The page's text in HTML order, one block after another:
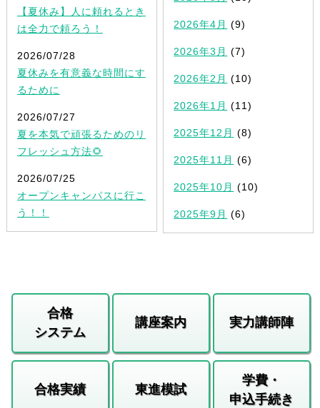
【夏休み】人に頼れるとき
は全力で頼ろう！
2026/07/28
夏休みを有意義な時間にす
るために
2026/07/27
夏を本気で頑張るためのリ
フレッシュ方法🌻
2026/07/25
オープンキャンパスに行こ
う！！
2026年4月 (9)
2026年3月 (7)
2026年2月 (10)
2026年1月 (11)
2025年12月 (8)
2025年11月 (6)
2025年10月 (10)
2025年9月 (6)
合格
システム
講座案内 実力講師陣
合格実績 東進模試
学費・
申込手続き